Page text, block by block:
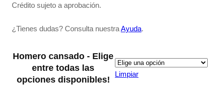
Crédito sujeto a aprobación.
¿Tienes dudas? Consulta nuestraAyuda.
Homero cansado - Elige
entre todas las
opciones disponibles!
Limpiar